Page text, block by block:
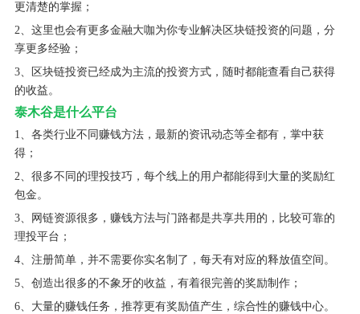
更清楚的掌握；
2、这里也会有更多金融大咖为你专业解决区块链投资的问题，分
享更多经验；
3、区块链投资已经成为主流的投资方式，随时都能查看自己获得
的收益。
泰木谷是什么平台
1、各类行业不同赚钱方法，最新的资讯动态等全都有，掌中获
得；
2、很多不同的理投技巧，每个线上的用户都能得到大量的奖励红
包金。
3、网链资源很多，赚钱方法与门路都是共享共用的，比较可靠的
理投平台；
4、注册简单，并不需要你实名制了，每天有对应的释放值空间。
5、创造出很多的不象牙的收益，有着很完善的奖励制作；
6、大量的赚钱任务，推荐更有奖励值产生，综合性的赚钱中心。